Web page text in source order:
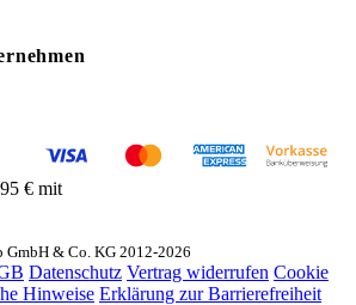
€ mit
GmbH & Co. KG 2012-2026
Datenschutz Vertrag widerrufen Cookie
Hinweise Erklärung zur Barrierefreiheit